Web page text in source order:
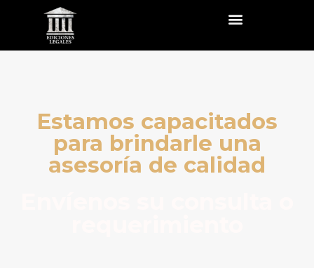
Estamos capacitados
para brindarle una
asesoría de calidad